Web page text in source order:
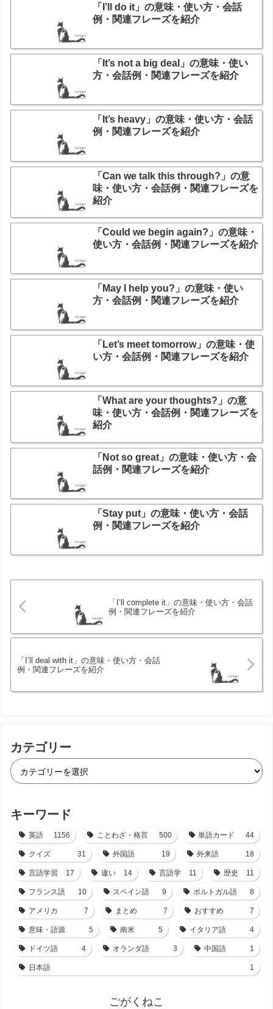
「I’ll do it」の意味・使い方・会話
例・関連フレーズを紹介
「It’s not a big deal」の意味・使い
方・会話例・関連フレーズを紹介
「It’s heavy」の意味・使い方・会話
例・関連フレーズを紹介
「Can we talk this through?」の意
味・使い方・会話例・関連フレーズを
紹介
「Could we begin again?」の意味・
使い方・会話例・関連フレーズを紹介
「May I help you?」の意味・使い
方・会話例・関連フレーズを紹介
「Let’s meet tomorrow」の意味・使
い方・会話例・関連フレーズを紹介
「What are your thoughts?」の意
味・使い方・会話例・関連フレーズを
紹介
「Not so great」の意味・使い方・会
話例・関連フレーズを紹介
「Stay put」の意味・使い方・会話
例・関連フレーズを紹介
「I’ll complete it」の意味・使い方・会話
例・関連フレーズを紹介
「I’ll deal with it」の意味・使い方・会話
例・関連フレーズを紹介
カテゴリー
キーワード
英語 1156 ことわざ・格言 500 単語カード 44
クイズ 31 外国語 19 外来語 18
言語学習 17 違い 14 言語学 11 歴史 11
フランス語 10 スペイン語 9 ポルトガル語 8
アメリカ 7 まとめ 7 おすすめ 7
意味・語源 5 南米 5 イタリア語 4
ドイツ語 4 オランダ語 3 中国語 1
日本語 1
ごがくねこ